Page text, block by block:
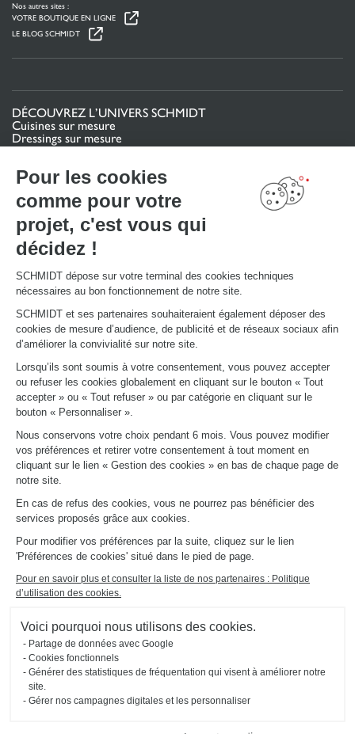
Pour les cookies
comme pour votre
projet, c'est vous qui
décidez !
SCHMIDT dépose sur votre terminal des cookies techniques
nécessaires au bon fonctionnement de notre site.
SCHMIDT et ses partenaires souhaiteraient également déposer des
cookies de mesure d’audience, de publicité et de réseaux sociaux afin
d’améliorer la convivialité sur notre site.
Lorsqu’ils sont soumis à votre consentement, vous pouvez accepter
ou refuser les cookies globalement en cliquant sur le bouton « Tout
accepter » ou « Tout refuser » ou par catégorie en cliquant sur le
bouton « Personnaliser ».
Nous conservons votre choix pendant 6 mois. Vous pouvez modifier
vos préférences et retirer votre consentement à tout moment en
cliquant sur le lien « Gestion des cookies » en bas de chaque page de
notre site.
En cas de refus des cookies, vous ne pourrez pas bénéficier des
services proposés grâce aux cookies.
Pour modifier vos préférences par la suite, cliquez sur le lien
'Préférences de cookies' situé dans le pied de page.
Pour en savoir plus et consulter la liste de nos partenaires : Politique
d’utilisation des cookies.
Voici pourquoi nous utilisons des cookies.
Partage de données avec Google
Cookies fonctionnels
Générer des statistiques de fréquentation qui visent à améliorer notre
site.
Gérer nos campagnes digitales et les personnaliser
Nos autres sites :
VOTRE BOUTIQUE EN LIGNE
LE BLOG SCHMIDT
DÉCOUVREZ L’UNIVERS SCHMIDT
Cuisines sur mesure
Dressings sur mesure
Meubles et rangements sur mesure
Schmidt pour les pros
VOTRE PROJET
Mon espace projet
Configurer en 3D
Nous contacter
Trouver mon magasin
Le club by Schmidt
PRENDRE RENDEZ-VOUS
LIENS UTILES
Promotions
Fiches produits
Guides de pose et d’entretien
Consulter notre catalogue
À PROPOS
Actualités du groupe
Ouvrir un magasin
Schmidt dans le monde
Nos magasins en France
Mentions légales
Gestion des cookies
Politique d'utilisation
des cookies
#ouischmidt
confidentialité
conforme
Plan du site